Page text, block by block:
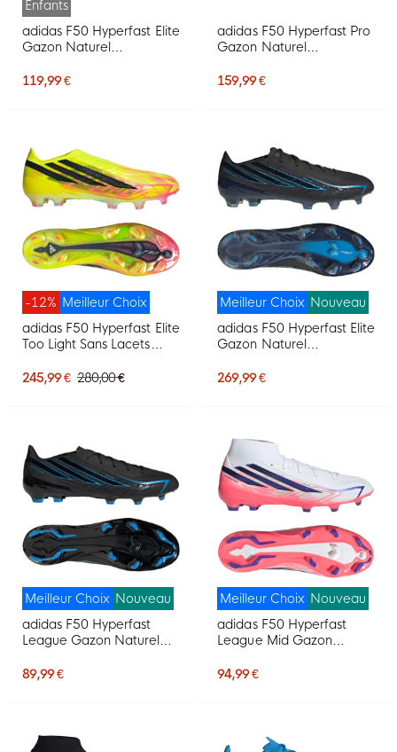
Enfants
adidas F50 Hyperfast Elite
Gazon Naturel
Enfants Noir Noir Bleu
119,99 €
adidas F50 Hyperfast Pro
Gazon Naturel
Blanc Mauve Rose
159,99 €
Meilleur Choix
-12%
adidas F50 Hyperfast Elite
Too Light Sans Lacets
Chaussures de Foot (FG)
245,99 € 280,00 €
Meilleur Choix Nouveau
adidas F50 Hyperfast Elite
Gazon Naturel
Noir Noir Bleu
269,99 €
Meilleur Choix Nouveau
adidas F50 Hyperfast
League Gazon Naturel
Noir Noir Bleu
89,99 €
Meilleur Choix Nouveau
adidas F50 Hyperfast
League Mid Gazon
Foot (FG) Blanc Mauve
94,99 €